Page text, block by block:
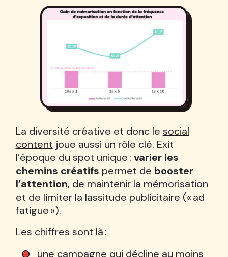
La diversité créative et donc le social
content joue aussi un rôle clé. Exit
l’époque du spot unique : varier les
chemins créatifs permet de booster
l’attention, de maintenir la mémorisation
et de limiter la lassitude publicitaire (« ad
fatigue »).
Les chiffres sont là :
une campagne qui décline au moins